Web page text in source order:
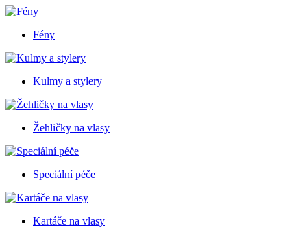
Fény
Kulmy a stylery
Žehličky na vlasy
Speciální péče
Kartáče na vlasy